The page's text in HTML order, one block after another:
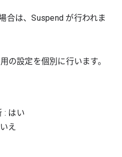
合は、Suspend が行われま
の設定を個別に行います。
: はい
え